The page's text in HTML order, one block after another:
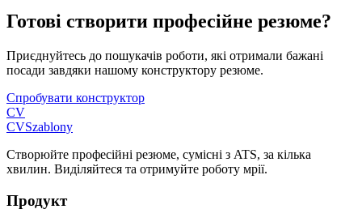
Готові створити професійне резюме?
Приєднуйтесь до пошукачів роботи, які отримали бажані
посади завдяки нашому конструктору резюме.
Спробувати конструктор
CV
CVSzablony
Створюйте професійні резюме, сумісні з ATS, за кілька
хвилин. Виділяйтеся та отримуйте роботу мрії.
Продукт